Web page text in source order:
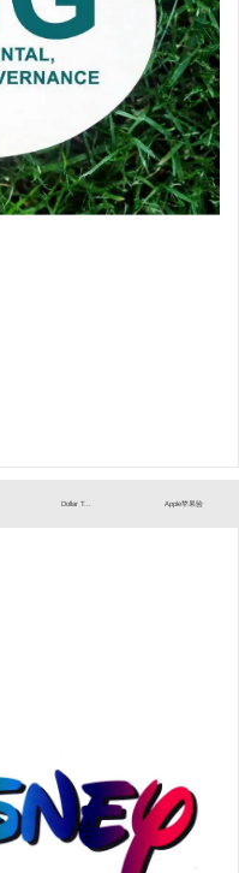
Dollar T... Apple苹果验